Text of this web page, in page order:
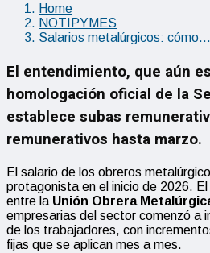
Home
NOTIPYMES
Salarios metalúrgicos: cómo…
El entendimiento, que aún
homologación oficial de la
establece subas
remunerativos hasta marzo.
El salario de los obreros
protagonista en el inicio de 2026.
entre la Unión Obrera
empresarias del sector comenzó a
de los trabajadores, con
fijas que se aplican mes a mes.